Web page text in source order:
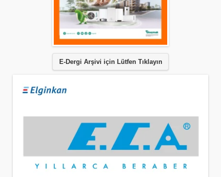
E-Dergi Arşivi için Lütfen Tıklayın